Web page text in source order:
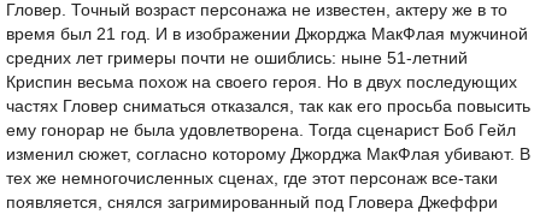
Гловер. Точный возраст персонажа не известен, актеру же в то
время был 21 год. И в изображении Джорджа МакФлая мужчиной
средних лет гримеры почти не ошиблись: ныне 51-летний
Криспин весьма похож на своего героя. Но в двух последующих
частях Гловер сниматься отказался, так как его просьба повысить
ему гонорар не была удовлетворена. Тогда сценарист Боб Гейл
изменил сюжет, согласно которому Джорджа МакФлая убивают. В
тех же немногочисленных сценах, где этот персонаж все-таки
появляется, снялся загримированный под Гловера Джеффри